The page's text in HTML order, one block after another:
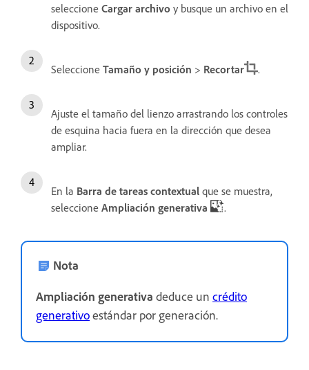
seleccione Cargar archivo y busque un archivo en el
dispositivo.
Seleccione Tamaño y posición > Recortar .
Ajuste el tamaño del lienzo arrastrando los controles
de esquina hacia fuera en la dirección que desea
ampliar.
En la Barra de tareas contextual que se muestra,
seleccione Ampliación generativa .
Nota
Ampliación generativa deduce un crédito
generativoestándar por generación.